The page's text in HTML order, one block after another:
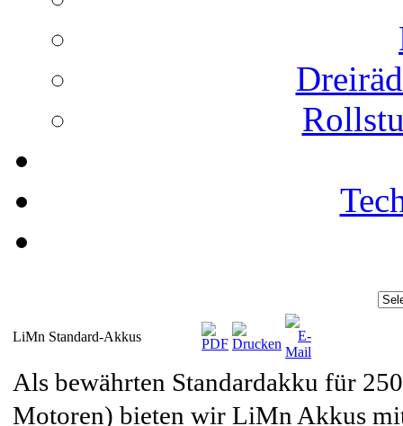
LiMn Standard-Akkus
Als bewährten Standardakku für
Motoren) bieten wir LiMn Akkus